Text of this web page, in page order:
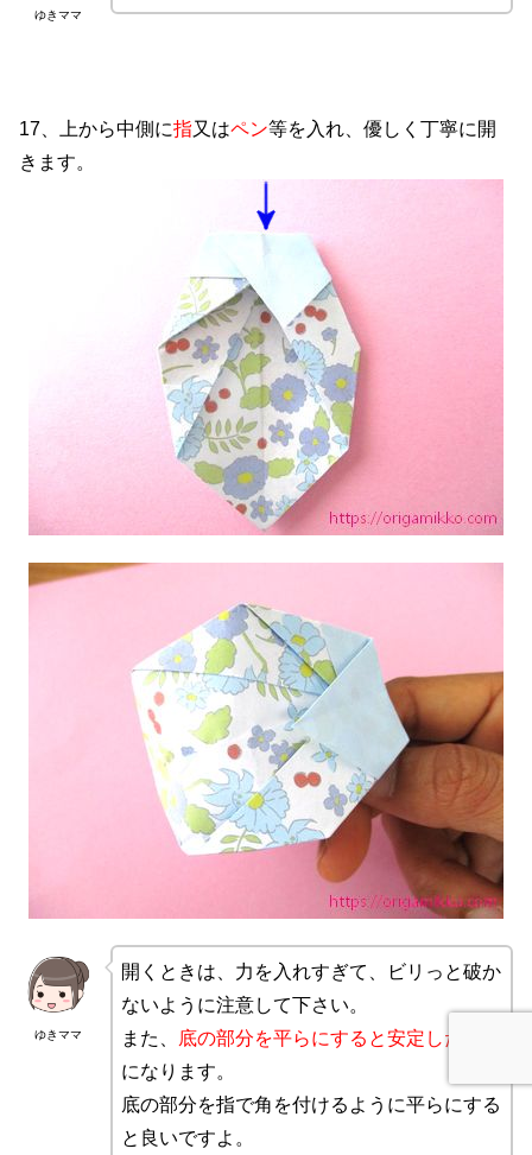
ゆきママ
17、上から中側に指又はペン等を入れ、優しく丁寧に開
きます。
ゆきママ
開くときは、力を入れすぎて、ビリっと破か
ないように注意して下さい。
また、
底の部分を平らにすると安定した花瓶
になります。
底の部分を指で角を付けるように平らにする
と良いですよ。